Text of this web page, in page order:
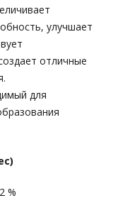
улучшает
отличные
для
%